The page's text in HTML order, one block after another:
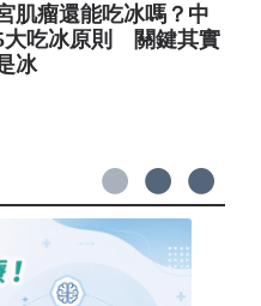
肌瘤還能吃冰嗎？中
大吃冰原則 關鍵其實
冰